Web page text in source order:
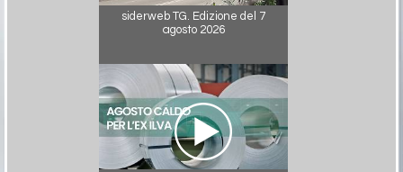
siderweb TG. Edizione del 7
agosto 2026